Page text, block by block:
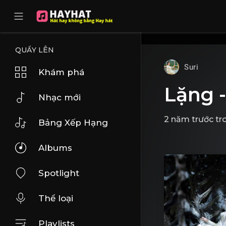
QUẨY LÊN
Khám phá
Nhạc mới
Bảng Xếp Hạng
Albums
Spotlight
Thể loại
Playlists
Suri
Lặng
2 năm trước